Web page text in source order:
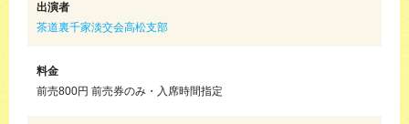
出演者
茶道裏千家淡交会高松支部
料金
前売800円 前売券のみ・入席時間指定